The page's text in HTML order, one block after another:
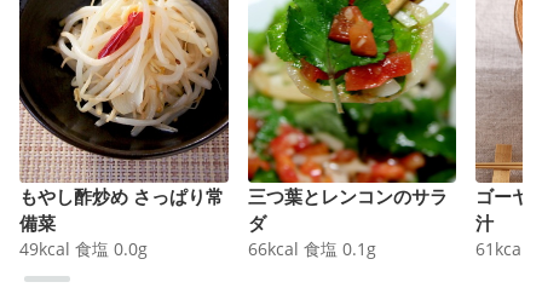
もやし酢炒め さっぱり常
備菜
49kcal 食塩 0.0g
三つ葉とレンコンのサラ
ダ
66kcal 食塩 0.1 g
ゴーヤ
汁
61 kcal